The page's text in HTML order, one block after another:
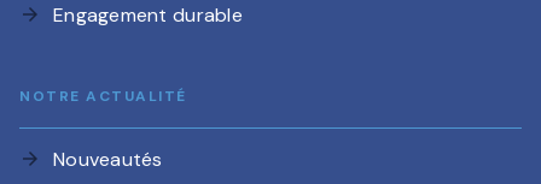
arrow_forward Engagement durable
NOTRE ACTUALITÉ
arrow_forward Nouveautés